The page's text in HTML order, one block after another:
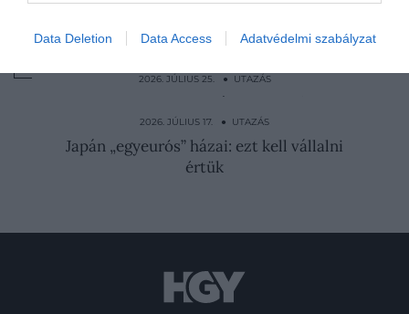
Data Deletion Data Access Adatvédelmi szabályzat
2026. JÚLIUS 25. ● UTAZÁS
A foci-vb óta 265 százalékkal nőtt a
népszerűsége ennek a…
2026. JÚLIUS 17. ● UTAZÁS
Japán „egyeurós” házai: ezt kell vállalni
értük